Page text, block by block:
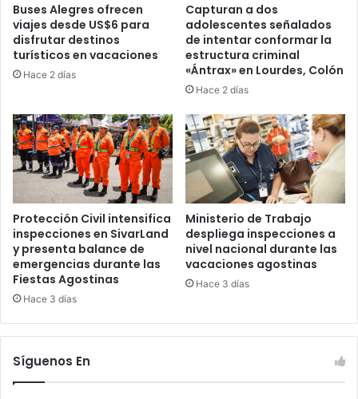
Buses Alegres ofrecen
viajes desde US$6 para
disfrutar destinos
turísticos en vacaciones
Hace 2 días
Capturan a dos
adolescentes señalados
de intentar conformar la
estructura criminal
«Ántrax» en Lourdes, Colón
Hace 2 días
Protección Civil intensifica
inspecciones en SivarLand
y presenta balance de
emergencias durante las
Fiestas Agostinas
Hace 3 días
Ministerio de Trabajo
despliega inspecciones a
nivel nacional durante las
vacaciones agostinas
Hace 3 días
Síguenos En